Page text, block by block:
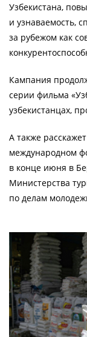
Узбекистана,
и узнаваемость,
за рубежом как
Кампания
серии фильма
узбекистанцах,
А также
международном
в конце июня в
Министерства
по делам